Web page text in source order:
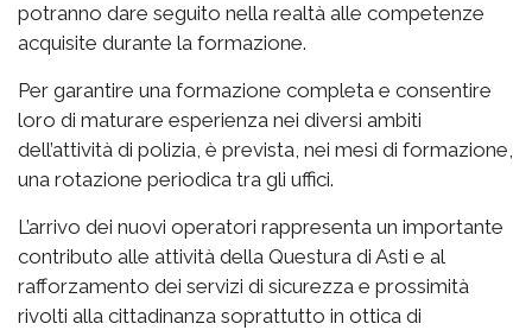
potranno dare seguito nella realtà alle competenze
acquisite durante la formazione.
Per garantire una formazione completa e consentire
loro di maturare esperienza nei diversi ambiti
dell’attività di polizia, è prevista, nei mesi di formazione,
una rotazione periodica tra gli uffici.
L’arrivo dei nuovi operatori rappresenta un importante
contributo alle attività della Questura di Asti e al
rafforzamento dei servizi di sicurezza e prossimità
rivolti alla cittadinanza soprattutto in ottica di